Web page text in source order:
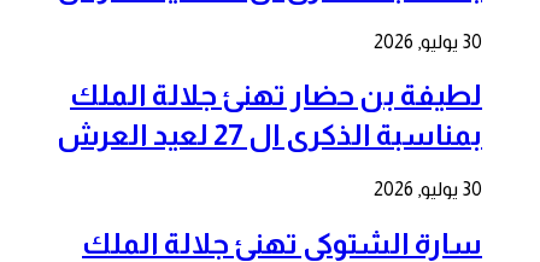
30 يوليو, 2026
لطيفة بن حضار تهنئ جلالة الملك
بمناسبة الذكرى ال 27 لعيد العرش
30 يوليو, 2026
سارة الشتوكي تهنئ جلالة الملك